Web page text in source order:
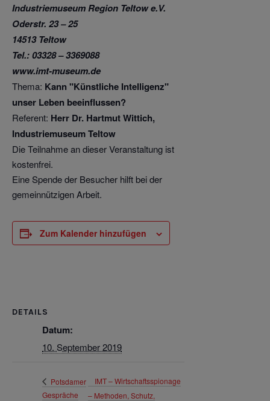
Industriemuseum Region Teltow e.V.
Oderstr. 23 – 25
14513 Teltow
Tel.: 03328 – 3369088
www.imt-museum.de
Thema: Kann "Künstliche Intelligenz"
unser Leben beeinflussen?
Referent: Herr Dr. Hartmut Wittich,
Industriemuseum Teltow
Die Teilnahme an dieser Veranstaltung ist
kostenfrei.
Eine Spende der Besucher hilft bei der
gemeinnützigen Arbeit.
Zum Kalender hinzufügen
DETAILS
Datum:
10. September 2019
Potsdamer
Gespräche
IMT – Wirtschaftsspionage
– Methoden, Schutz,